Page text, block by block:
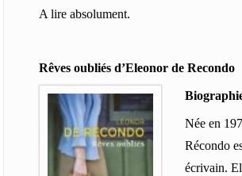
A lire absolument.
Rêves oubliés d’Eleonor de Recondo
Née en
Récondo
écrivain.